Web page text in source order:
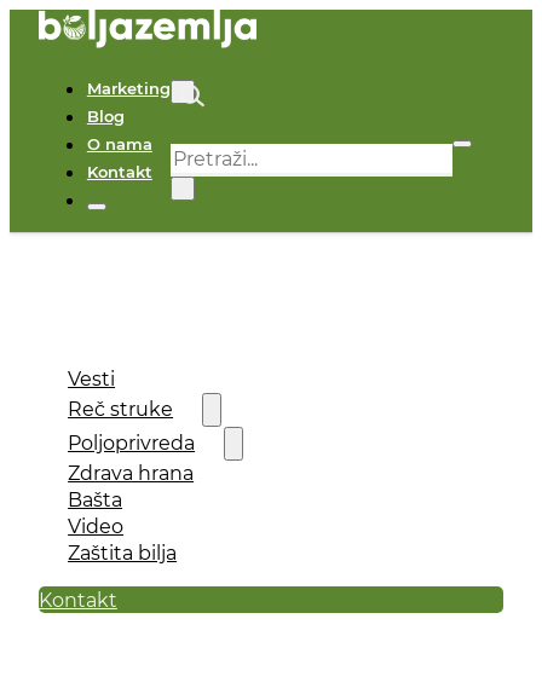
Marketing
Blog
O nama
Kontakt
Pretraga
Vesti
Reč struke
Poljoprivreda
Zdrava hrana
Bašta
Video
Zaštita bilja
Kontakt